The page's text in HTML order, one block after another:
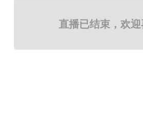
直播已结束，欢迎